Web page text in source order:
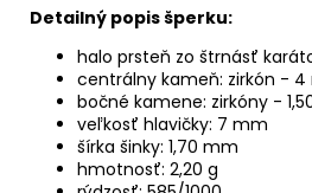
Detailný popis šperku:
halo prsteň zo štrnásť
centrálny kameň: zirkón - 4
bočné kamene: zirkóny -
veľkosť hlavičky: 7 mm
šírka šinky: 1,70 mm
hmotnosť: 2,20 g